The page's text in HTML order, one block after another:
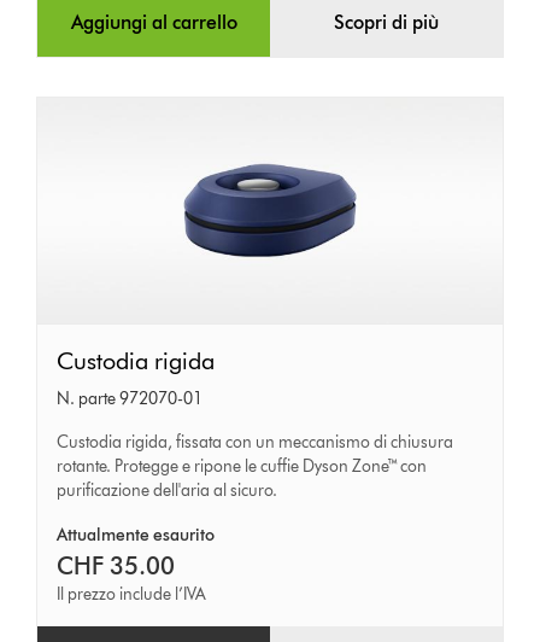
Aggiungi al carrello Scopri di più
Custodia
rigida
Custodia rigida
N. parte 972070-01
Custodia rigida, fissata con un meccanismo di chiusura
rotante. Protegge e ripone le cuffie Dyson Zone™ con
purificazione dell'aria al sicuro.
Attualmente esaurito
CHF 35.00
Il prezzo include l’IVA